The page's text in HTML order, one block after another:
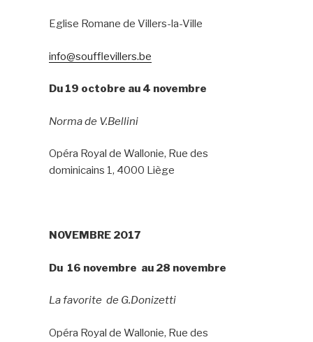
Eglise Romane de Villers-la-Ville
info@soufflevillers.be
Du 19 octobre au 4 novembre
Norma de V.Bellini
Opéra Royal de Wallonie, Rue des
dominicains 1, 4000 Liège
NOVEMBRE 2017
Du 16 novembre au 28 novembre
La favorite de G.Donizetti
Opéra Royal de Wallonie, Rue des